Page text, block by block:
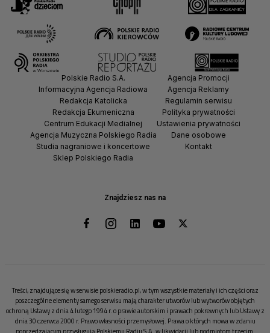
Znajdziesz nas na
Polskie Radio S.A.
Informacyjna Agencja Radiowa
Redakcja Katolicka
Redakcja Ekumeniczna
Centrum Edukacji Medialnej
Agencja Muzyczna Polskiego Radia
Studia nagraniowe i koncertowe
Sklep Polskiego Radia
Agencja Promocji
Agencja Reklamy
Regulamin serwisu
Polityka prywatności
Ustawienia prywatności
Dane osobowe
Kontakt
Treści, znajdujące się w serwisie polskieradio.pl, w tym wszystkie materiały i ich części oraz
poszczególne elementy samego serwisu mają charakter utworów lub wytworów objętych
ochroną Ustawy z dnia 4 lutego 1994 r. o prawie autorskim i prawach pokrewnych lub Ustawy z
dnia 30 czerwca 2000 r. Prawo własności przemysłowej. Prawa o których mowa w zdaniu